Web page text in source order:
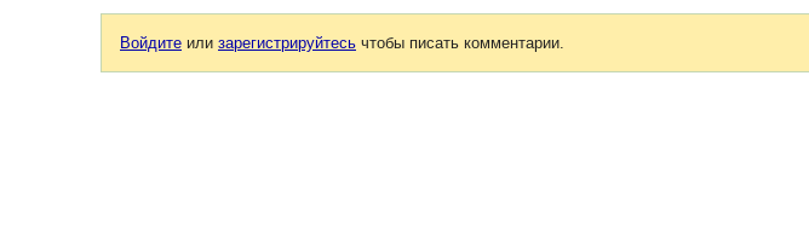
Войдите или зарегистрируйтесь чтобы писать комментарии.